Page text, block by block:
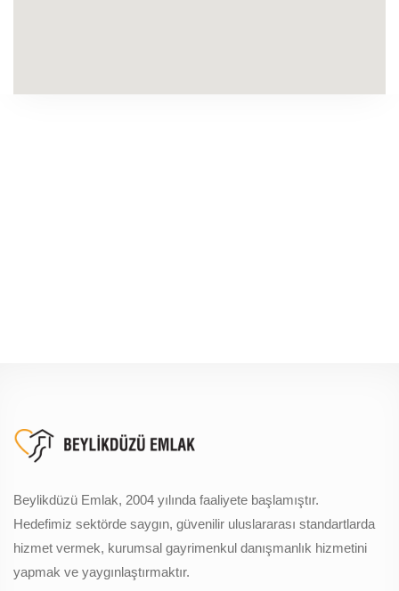
Beylikdüzü Emlak, 2004 yılında faaliyete başlamıştır.
Hedefimiz sektörde saygın, güvenilir uluslararası standartlarda
hizmet vermek, kurumsal gayrimenkul danışmanlık hizmetini
yapmak ve yaygınlaştırmaktır.